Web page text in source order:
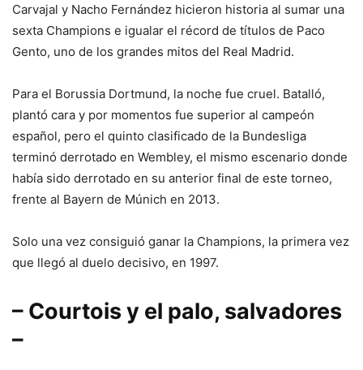
Carvajal y Nacho Fernández hicieron historia al sumar una
sexta Champions e igualar el récord de títulos de Paco
Gento, uno de los grandes mitos del Real Madrid.
Para el Borussia Dortmund, la noche fue cruel. Batalló,
plantó cara y por momentos fue superior al campeón
español, pero el quinto clasificado de la Bundesliga
terminó derrotado en Wembley, el mismo escenario donde
había sido derrotado en su anterior final de este torneo,
frente al Bayern de Múnich en 2013.
Solo una vez consiguió ganar la Champions, la primera vez
que llegó al duelo decisivo, en 1997.
– Courtois y el palo, salvadores
–